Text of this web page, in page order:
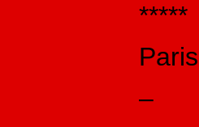
*****
Paris
–